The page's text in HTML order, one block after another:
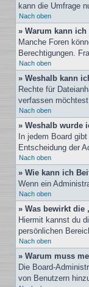
kann die Umfrage
Nach oben
» Warum kann
Manche Foren
Berechtigungen.
Nach oben
» Weshalb kann
Rechte für
verfassen
Nach oben
» Weshalb wurde
In jedem Board
Entscheidung der
Nach oben
» Wie kann ich
Wenn ein
Nach oben
» Was bewirkt die
Hiermit kannst du
persönlichen
Nach oben
» Warum muss
Die Board-
von Benutzern